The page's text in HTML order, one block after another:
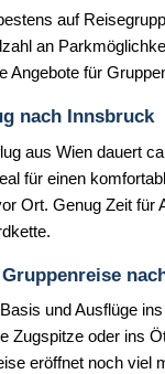
auf
an
Angebote für
nach Innsbruck
aus Wien dauert
für einen
Ort. Genug Zeit für
und Ausflüge
Zugspitze oder ins
eröffnet noch viel